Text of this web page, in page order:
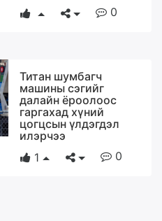
0
Титан шумбагч
машины сэгийг
далайн ёроолоос
гаргахад хүний
цогцсын үлдэгдэл
илэрчээ
1
0